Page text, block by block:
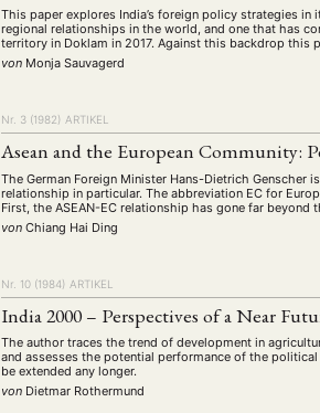
This paper explores India’s foreign policy strategies
regional relationships in the world, and one that has
territory in Doklam in 2017. Against this backdrop this
von Monja Sauvagerd
Nr. 3 (1982) ARTIKEL
Asean and the European Community:
The German Foreign Minister Hans-Dietrich Genscher
relationship in particular. The abbreviation EC for
First, the ASEAN-EC relationship has gone far beyond
von Chiang Hai Ding
Nr. 10 (1984) ARTIKEL
India 2000 – Perspectives of a Near
The author traces the trend of development in
and assesses the potential performance of the
be extended any longer.
von Dietmar Rothermund